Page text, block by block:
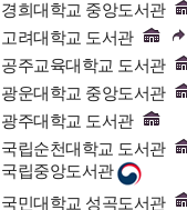
경희대학교 중앙도서관
고려대학교 도서관
공주교육대학교 도서관
광운대학교 중앙도서관
광주대학교 도서관
국립순천대학교 도서관
국립중앙도서관
국민대학교 성곡도서관